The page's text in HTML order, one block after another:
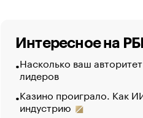
Интересное на
Насколько ваш
лидеров
Казино проиграло. Как
индустрию